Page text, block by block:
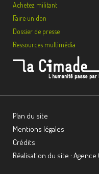
Achetez militant
Faire un don
Dossier de presse
Ressources multimédia
Plan du site
Mentions légales
Crédits
Réalisation du site : Agence